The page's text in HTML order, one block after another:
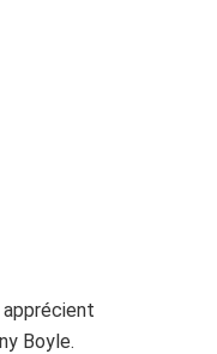
apprécient
Boyle.